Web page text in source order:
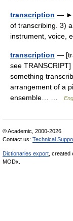
transcription — ►
of transcribing. 3)
instrument, voice,
transcription —
see
something
arrangement of a
ensemble… …
© Academic, 2000-2026
Contact us: Technical
Dictionaries export , created
MODx.